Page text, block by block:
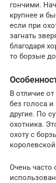
гончими.
крупнее и
если при
загнать
благодаря
то борзые
В отличие
без голоса
другие. По
охотника.
охоту с
Очень часто